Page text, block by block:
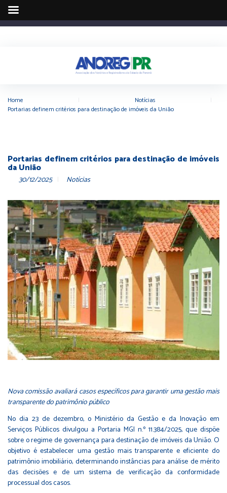
Home Notícias
Portarias definem critérios para destinação de imóveis da União
Portarias definem critérios para destinação de imóveis
da União
30/12/2025 Notícias
Nova comissão avaliará casos específicos para garantir uma gestão mais
transparente do patrimônio público
No dia 23 de dezembro, o Ministério da Gestão e da Inovação em
Serviços Públicos divulgou a Portaria MGI n.º 11.384/2025, que dispõe
sobre o regime de governança para destinação de imóveis da União. O
objetivo é estabelecer uma gestão mais transparente e eficiente do
patrimônio imobiliário, determinando instâncias para análise de mérito
das decisões e de um sistema de verificação da conformidade
processual dos casos.